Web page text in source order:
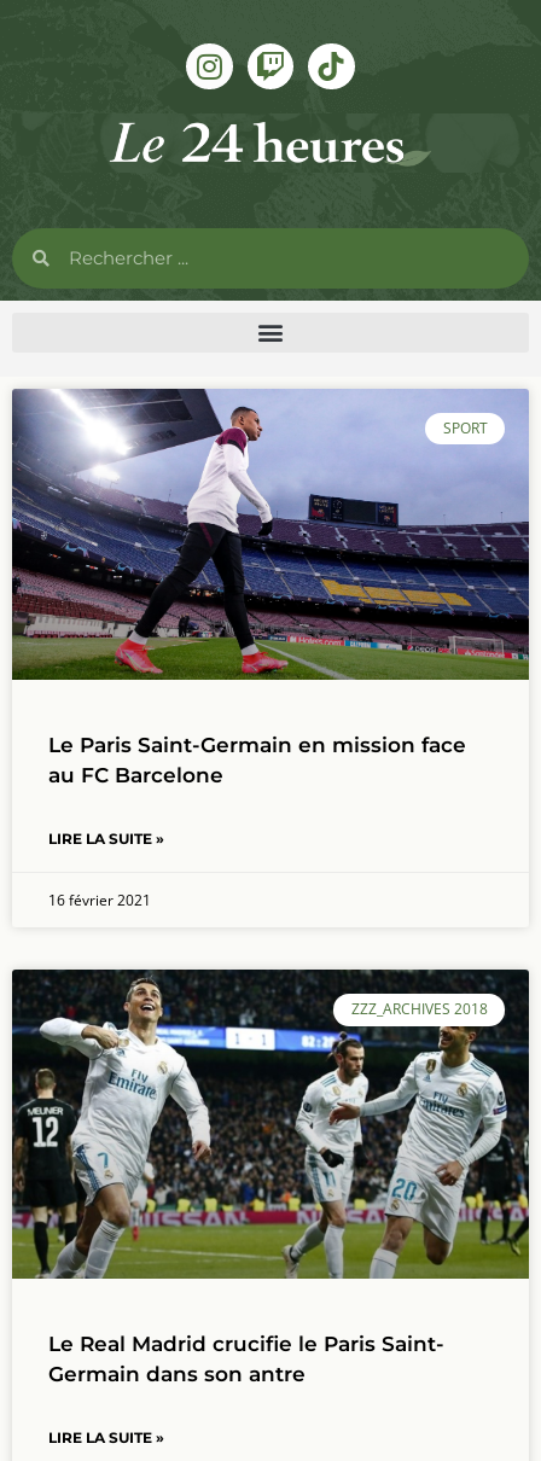
SPORT
Le Paris Saint-Germain en mission face
au FC Barcelone
LIRE LA SUITE »
16 février 2021
ZZZ_ARCHIVES 2018
Le Real Madrid crucifie le Paris Saint-
Germain dans son antre
LIRE LA SUITE »